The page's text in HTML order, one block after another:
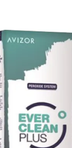
Opti-Free
ReNu
Futuro
Ever Clean Plus
Autres marques